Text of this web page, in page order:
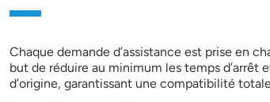
Chaque demande d’assistance est prise en
but de réduire au minimum les temps
d’origine, garantissant une compatibilité